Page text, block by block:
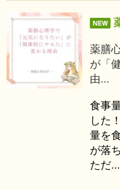
薬膳
が「
由...
食事
した
量を
が落
ただ...